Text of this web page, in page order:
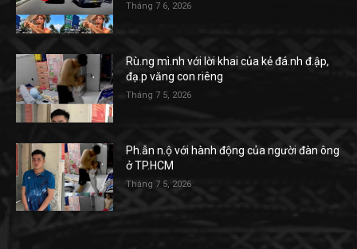
Tháng 7 6, 2026
Rù.ng mì.nh với lời khai của kẻ đá.nh đ.ập,
đạ.p văng con riêng
Tháng 7 5, 2026
Ph.ẫn n.ộ với hành động của người đàn ông
ở TP.HCM
Tháng 7 5, 2026